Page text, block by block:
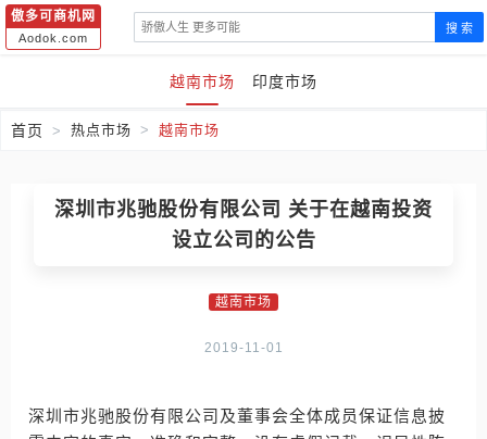
傲多可商机网
Aodok.com
搜 索
越南市场 印度市场
首页 热点市场 越南市场
深圳市兆驰股份有限公司 关于在越南投资
设立公司的公告
越南市场
2019-11-01
深圳市兆驰股份有限公司及董事会全体成员保证信息披